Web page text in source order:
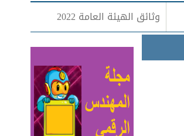
وثائق الهيئة العامة 2022